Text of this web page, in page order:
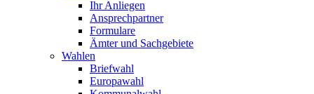
Ihr Anliegen
Ansprechpartner
Formulare
Ämter und Sachgebiete
Wahlen
Briefwahl
Europawahl